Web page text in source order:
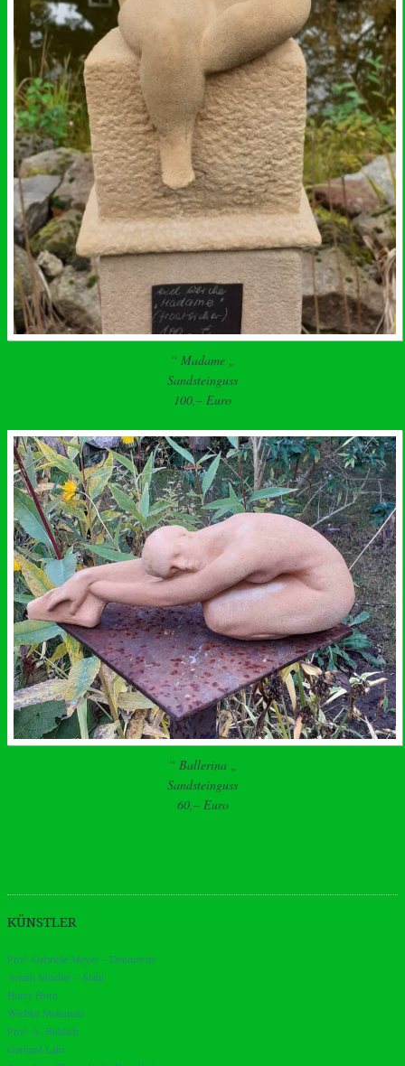
“ Madame „
Sandsteinguss
100,– Euro
“ Ballerina „
Sandsteinguss
60,– Euro
KÜNSTLER
Prof. Gabriele Meyer – Dennewitz
Armin Mueller – Stahl
Harry Horn
Wiebke Steinmetz
Prof. A. Böhlich
Gerhard Lahr